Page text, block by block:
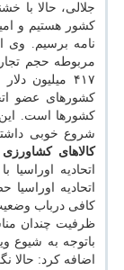
جلالی، حالا با
کشور هستیم و
نامه برسیم. وی
کشورها است. این
شروع خوبی
کالاهای کشاورزی
اتحادیه
اتحادیه
کافی درباب
ظرفیت چندان
باتوجه به شیوع
اضافه کرد: حالا